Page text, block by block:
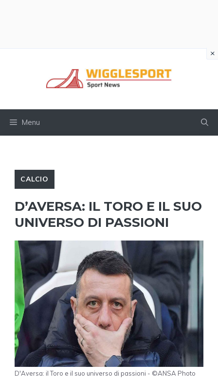
Menu
CALCIO
D’AVERSA: IL TORO E IL SUO
UNIVERSO DI PASSIONI
D'Aversa: il Toro e il suo universo di passioni - ©ANSA Photo
×